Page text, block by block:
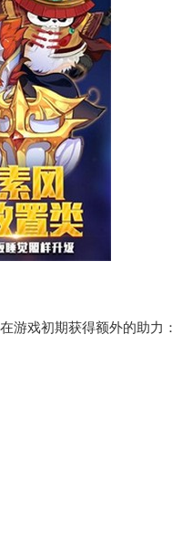
游戏初期获得额外的助力：